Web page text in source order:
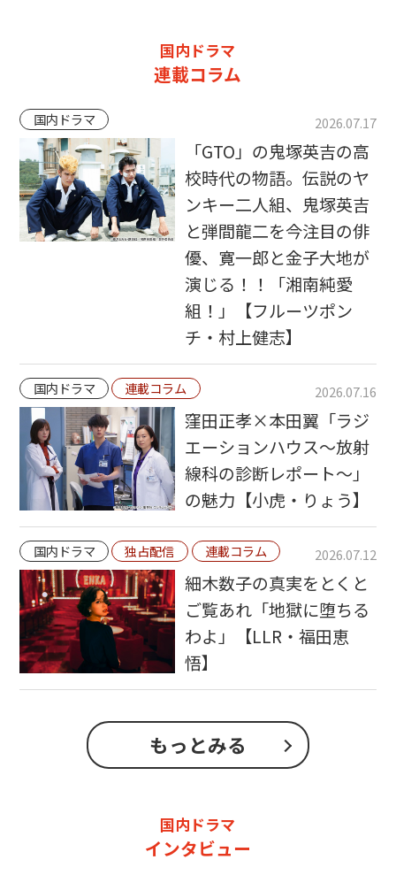
国内ドラマ
連載コラム
国内ドラマ 2026.07.17
「GTO」の鬼塚英吉の高
校時代の物語。伝説のヤ
ンキー二人組、鬼塚英吉
と弾間龍二を今注目の俳
優、寛一郎と金子大地が
演じる！！「湘南純愛
組！」【フルーツポン
チ・村上健志】
国内ドラマ 連載コラム 2026.07.16
窪田正孝×本田翼「ラジ
エーションハウス〜放射
線科の診断レポート〜」
の魅力【小虎・りょう】
国内ドラマ 独占配信 連載コラム 2026.07.12
細木数子の真実をとくと
ご覧あれ「地獄に堕ちる
わよ」【LLR・福田恵
悟】
もっとみる
国内ドラマ
インタビュー